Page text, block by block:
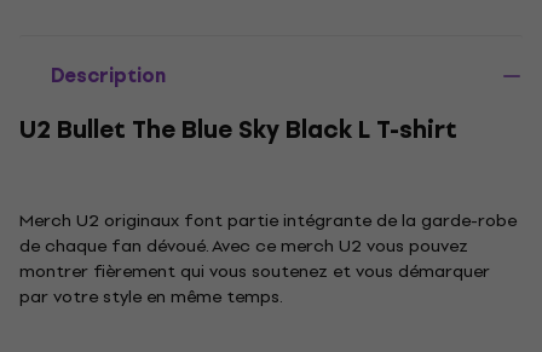
Description
U2 Bullet The Blue Sky Black L T-shirt
Merch U2 originaux font partie intégrante de la garde-robe
de chaque fan dévoué. Avec ce merch U2 vous pouvez
montrer fièrement qui vous soutenez et vous démarquer
par votre style en même temps.